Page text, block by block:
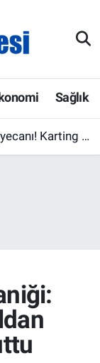
Sağlık
Bugün Final Günü